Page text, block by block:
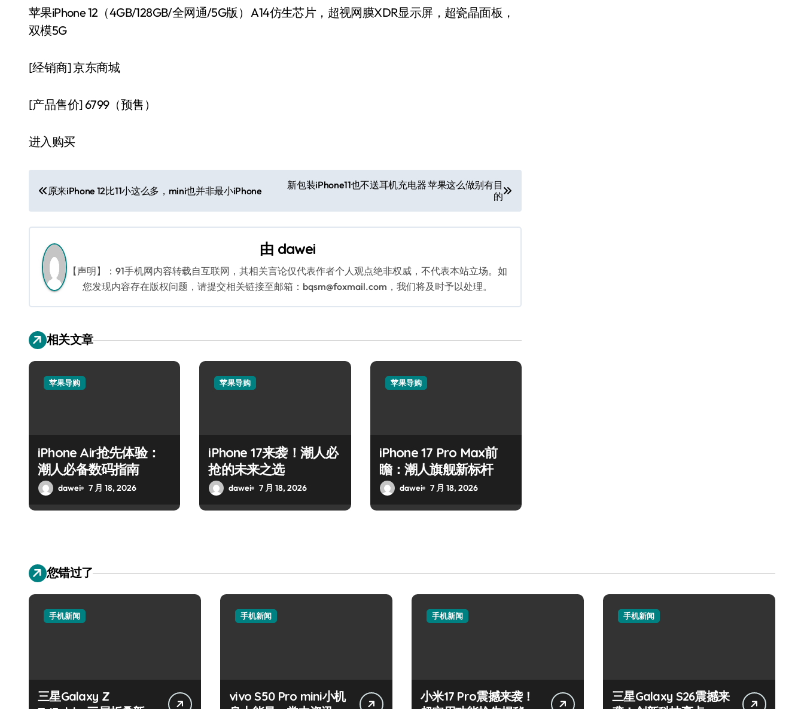
苹果iPhone 12（4GB/128GB/全网通/5G版） A14仿生芯片，超视网膜XDR显示屏，超瓷晶面板，
双模5G
[经销商]京东商城
[产品售价]6799（预售）
进入购买
文
章
导
航
原来iPhone 12比11小这么多，mini也并非最小iPhone
新包装iPhone11也不送耳机充电器 苹果这么做别有目
的
由 dawei
【声明】：91手机网内容转载自互联网，其相关言论仅代表作者个人观点绝非权威，不代表本站立场。如
您发现内容存在版权问题，请提交相关链接至邮箱：bqsm@foxmail.com，我们将及时予以处理。
相关文章
苹果导购
iPhone Air抢先体验：
潮人必备数码指南
dawei 7 月 18, 2026
苹果导购
iPhone 17来袭！潮人必
抢的未来之选
dawei 7 月 18, 2026
苹果导购
iPhone 17 Pro Max前
瞻：潮人旗舰新标杆
dawei 7 月 18, 2026
您错过了
手机新闻
三星Galaxy Z
手机新闻
vivo S50 Pro mini小机
手机新闻
小米17 Pro震撼来袭！
手机新闻
三星Galaxy S26震撼来